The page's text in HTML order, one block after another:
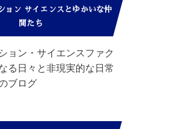
ョン サイエンスとゆかいな仲
間たち
ョン・サイエンスファク
る日々と非現実的な日常
ブログ